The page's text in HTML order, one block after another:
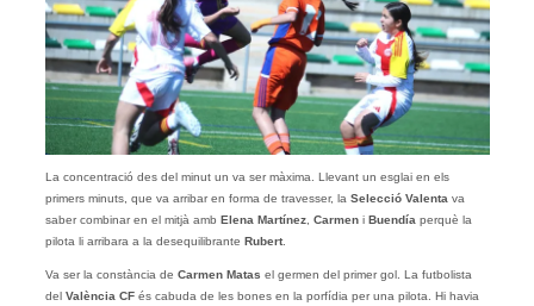
La concentració des del minut un va ser màxima. Llevant un esglai en els
primers minuts, que va arribar en forma de travesser, la Selecció Valenta va
saber combinar en el mitjà amb Elena Martínez, Carmeni Buendíaperquè la
pilota li arribara a la desequilibrante Rubert.
Va ser la constància de Carmen Matas el germen del primer gol. La futbolista
del València CF és cabuda de les bones en la porfídia per una pilota. Hi havia